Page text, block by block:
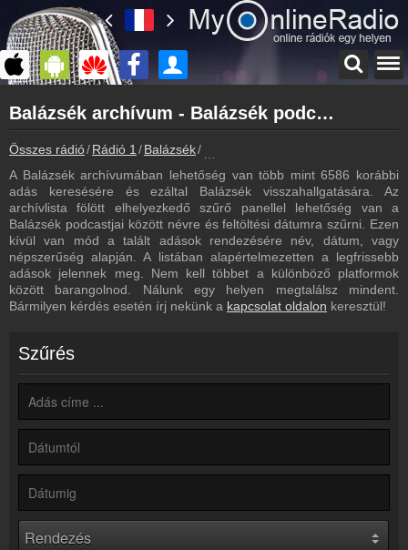
myonlineradio.hu
Balázsék
Vissza a Balázsék oldalára
Bejelentkezés
Hozz létre saját fiókot!
Most szól
Tudd meg mi szólt eddig
Frekvenciák
Balázsék frekvencia
Balázsék műsorai
Webkamera
Balázsék webkamera, élőkép
Hírek
Balázsék kapcsolatos hírek
Kapcsolat
Írj nekünk!
Partnerek
Rádiós partnerek
Balázsék archívum - Balázsék podcasts - Balázsék visszahallgatás
Összes rádió Rádió 1 Balázsék
A Balázsék archívumában lehetőség van több mint 6586 korábbi
adás keresésére és ezáltal Balázsék visszahallgatására. Az
archívlista fölött elhelyezkedő szűrő panellel lehetőség van a
Balázsék podcastjai között névre és feltöltési dátumra szűrni. Ezen
kívül van mód a talált adások rendezésére név, dátum, vagy
népszerűség alapján. A listában alapértelmezetten a legfrissebb
adások jelennek meg. Nem kell többet a különböző platformok
között barangolnod. Nálunk egy helyen megtalálsz mindent.
Bármilyen kérdés esetén írj nekünk a kapcsolat oldalon keresztül!
Szűrés